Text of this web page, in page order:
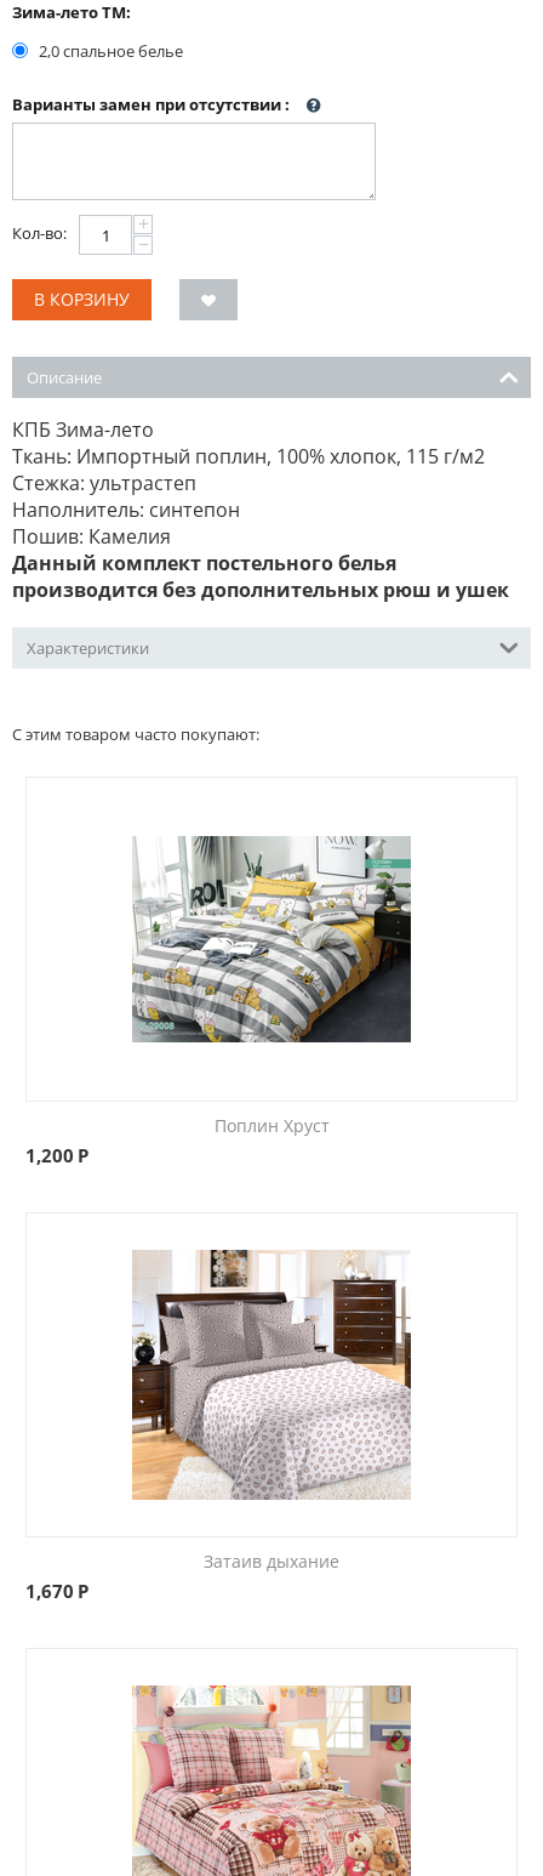
Зима-лето ТМ:
2,0 спальное белье
Варианты замен при отсутствии:
Кол-во: +
−
В КОРЗИНУ
Описание
КПБ Зима-лето
Ткань: Импортный поплин, 100% хлопок, 115 г/м2
Стежка: ультрастеп
Наполнитель: синтепон
Пошив: Камелия
Данный комплект постельного белья
производится без дополнительных рюш и ушек
Характеристики
С этим товаром часто покупают:
Поплин Хруст
1,200 Р
Затаив дыхание
1,670 Р